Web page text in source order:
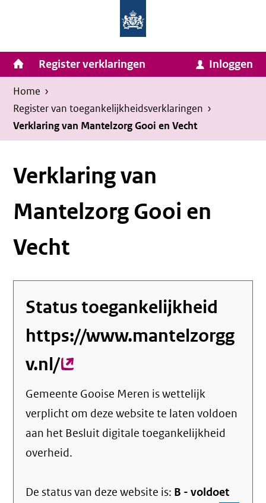
inhoud
van
Zaken
en
Koninkrijksrelaties
Homepage
van
Invulassistent
Toegankelijkheidsverklaring
Toegankelijkheidsverklaring
Hoofdnavigatie
Register verklaringen Inloggen
Kruimelpad
U
bevindt
zich
hier:
Home ›
Register van toegankelijkheids­verklaringen ›
Verklaring van Mantelzorg Gooi en Vecht
Verklaring van
Mantelzorg Gooi en
Vecht
Status toegankelijkheid
https://www.mantelzorgg
v.nl/(externe
link)
Gemeente Gooise Meren is wettelijk
verplicht om deze website te laten voldoen
aan het Besluit digitale toegankelijkheid
overheid.
De status van dezewebsite is: B -voldoet